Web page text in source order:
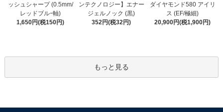
ッシュシャープ (0.5mm/
レッドブルｰ軸)
1,650円(税150円)
ンテクノロジー】エナー
ジェルノック (黒)
352円(税32円)
ダイヤモンド580 アイリ
ス (EF/極細)
20,900円(税1,900円)
もっと見る